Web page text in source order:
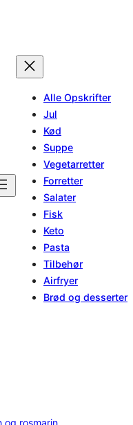
Alle Opskrifter
Jul
Kød
Suppe
Vegetarretter
Forretter
Salater
Fisk
Keto
Pasta
Tilbehør
Airfryer
Brød og desserter